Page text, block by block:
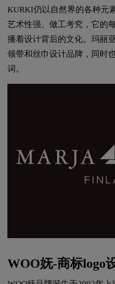
KURKI仍以自然界的各种元
艺术性强、做工考究，它的
播着设计背后的文化。玛丽
领带和丝巾设计品牌，同时
词。
WOO妩-商标logo